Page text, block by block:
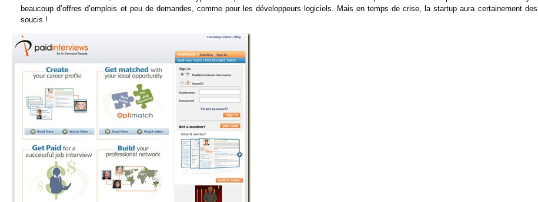
beaucoup d’offres d’emplois et peu de demandes, comme pour les développeurs logiciels. Mais en temps de crise, la startup aura certainement des
soucis !